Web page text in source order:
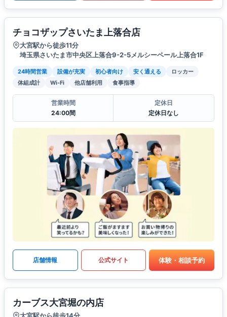
チョコザップさいたま上落合店
大宮駅から徒歩11分
埼玉県さいたま市中央区上落合9-2-5メルシーペール上落合1F
24時間営業 設備が充実 初心者向け 安く通える
ロッカー
体組成計
Wi-Fi 他店舗利用 食事指導
営業時間
24:00間
定休日
定休日なし
店舗情報 公式サイト 体験・相談予約
カーブス大宮堀の内店